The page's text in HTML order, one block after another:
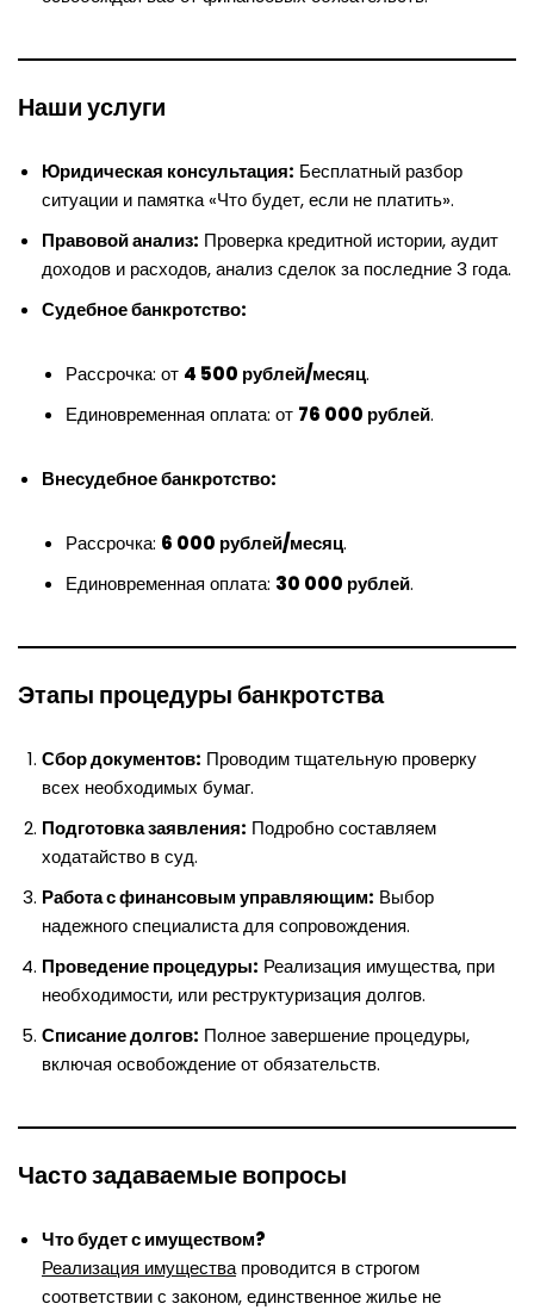
Наши услуги
Юридическая консультация: Бесплатный разбор
ситуации и памятка «Что будет, если не платить».
Правовой анализ: Проверка кредитной истории, аудит
доходов и расходов, анализ сделок за последние 3 года.
Судебное банкротство:
Рассрочка: от 4 500 рублей/месяц.
Единовременная оплата: от 76 000 рублей.
Внесудебное банкротство:
Рассрочка: 6 000 рублей/месяц.
Единовременная оплата: 30 000 рублей.
Этапы процедуры банкротства
Сбор документов: Проводим тщательную проверку
всех необходимых бумаг.
Подготовка заявления: Подробно составляем
ходатайство в суд.
Работа с финансовым управляющим: Выбор
надежного специалиста для сопровождения.
Проведение процедуры: Реализация имущества, при
необходимости, или реструктуризация долгов.
Списание долгов: Полное завершение процедуры,
включая освобождение от обязательств.
Часто задаваемые вопросы
Что будет с имуществом?
Реализация имуществапроводится в строгом
соответствии с законом, единственное жилье не